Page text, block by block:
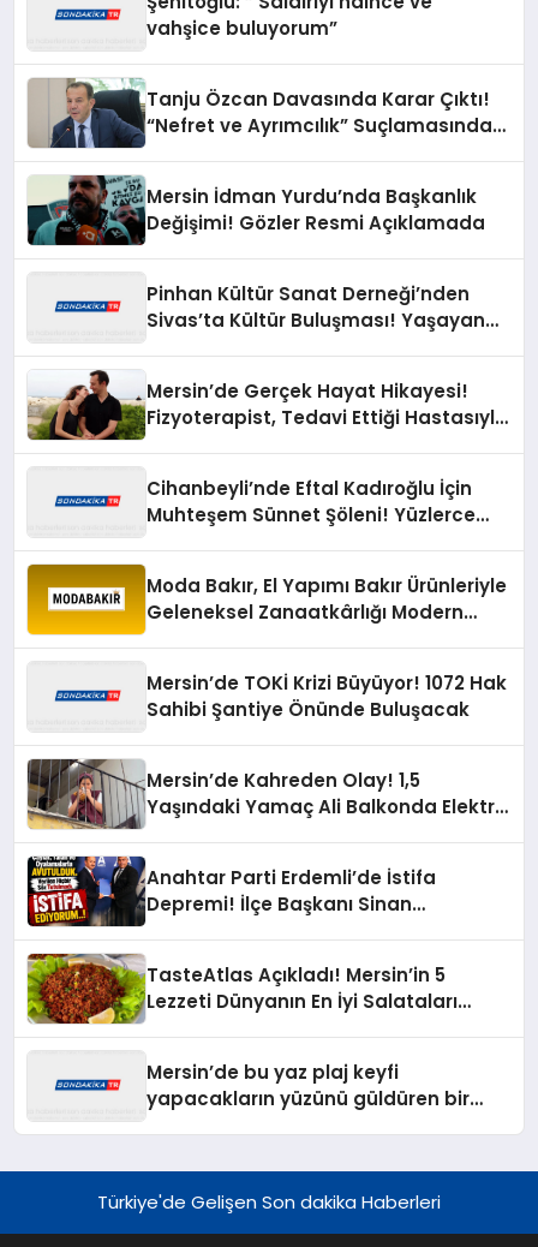
vahşice buluyorum”
Tanju Özcan Davasında Karar Çıktı!
“Nefret ve Ayrımcılık” Suçlamasından
Mersin İdman Yurdu’nda Başkanlık
Değişimi! Gözler Resmi Açıklamada
Pinhan Kültür Sanat Derneği’nden
Sivas’ta Kültür Buluşması! Yaşayan
Mersin’de Gerçek Hayat Hikayesi!
Fizyoterapist, Tedavi Ettiği Hastasıyla
Cihanbeyli’nde Eftal Kadıroğlu İçin
Muhteşem Sünnet Şöleni! Yüzlerce
Moda Bakır, El Yapımı Bakır Ürünleriyle
Geleneksel Zanaatkârlığı Modern
Mersin’de TOKİ Krizi Büyüyor! 1072 Hak
Sahibi Şantiye Önünde Buluşacak
Mersin’de Kahreden Olay! 1,5
Yaşındaki Yamaç Ali Balkonda Elektrik
Anahtar Parti Erdemli’de İstifa
Depremi! İlçe Başkanı Sinan
TasteAtlas Açıkladı! Mersin’in 5
Lezzeti Dünyanın En İyi Salataları
Mersin’de bu yaz plaj keyfi
yapacakların yüzünü güldüren bir
Türkiye'de Gelişen Son dakika Haberleri